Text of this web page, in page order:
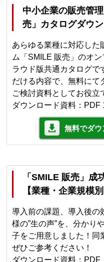
中小企業の販売管
売」カタログダウ
あらゆる業種に対応した
ム「SMILE 販売」のオ
ラウド版共通カタログで
だける内容で、無料にて
ご検討資料としてお役立
ダウンロード資料：PDF
無料でダウ
「SMILE 販売」成
【業種・企業規模別
導入前の課題、導入後の
様の”生の声”を、分かり
子をご用意しました！同
ぜひご参考ください！
ダウンロード資料：PDF